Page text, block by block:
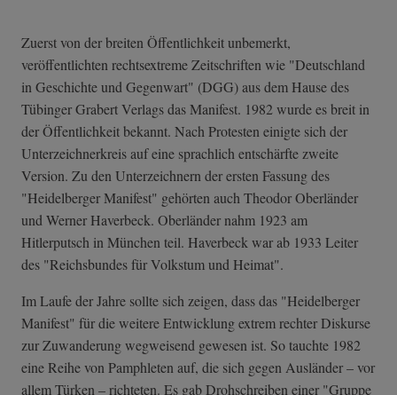
Zuerst von der breiten Öffentlichkeit unbemerkt,
veröffentlichten rechtsextreme Zeitschriften wie "Deutschland
in Geschichte und Gegenwart" (DGG) aus dem Hause des
Tübinger Grabert Verlags das Manifest. 1982 wurde es breit in
der Öffentlichkeit bekannt. Nach Protesten einigte sich der
Unterzeichnerkreis auf eine sprachlich entschärfte zweite
Version. Zu den Unterzeichnern der ersten Fassung des
"Heidelberger Manifest" gehörten auch Theodor Oberländer
und Werner Haverbeck. Oberländer nahm 1923 am
Hitlerputsch in München teil. Haverbeck war ab 1933 Leiter
des "Reichsbundes für Volkstum und Heimat".
Im Laufe der Jahre sollte sich zeigen, dass das "Heidelberger
Manifest" für die weitere Entwicklung extrem rechter Diskurse
zur Zuwanderung wegweisend gewesen ist. So tauchte 1982
eine Reihe von Pamphleten auf, die sich gegen Ausländer – vor
allem Türken – richteten. Es gab Drohschreiben einer "Gruppe